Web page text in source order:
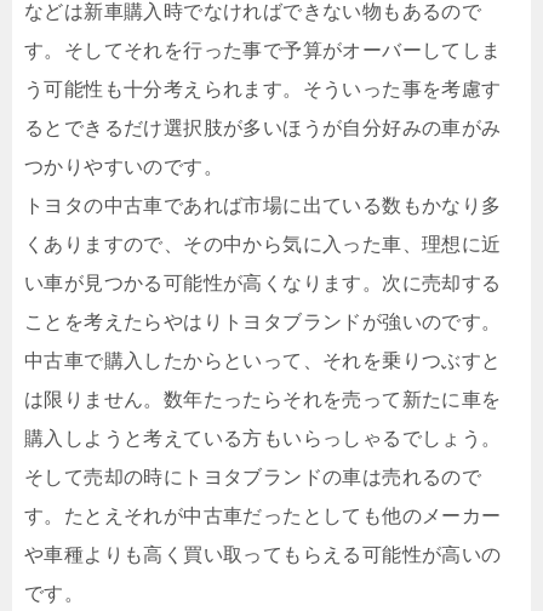
などは新車購入時でなければできない物もあるので
す。そしてそれを行った事で予算がオーバーしてしま
う可能性も十分考えられます。そういった事を考慮す
るとできるだけ選択肢が多いほうが自分好みの車がみ
つかりやすいのです。
トヨタの中古車であれば市場に出ている数もかなり多
くありますので、その中から気に入った車、理想に近
い車が見つかる可能性が高くなります。次に売却する
ことを考えたらやはりトヨタブランドが強いのです。
中古車で購入したからといって、それを乗りつぶすと
は限りません。数年たったらそれを売って新たに車を
購入しようと考えている方もいらっしゃるでしょう。
そして売却の時にトヨタブランドの車は売れるので
す。たとえそれが中古車だったとしても他のメーカー
や車種よりも高く買い取ってもらえる可能性が高いの
です。